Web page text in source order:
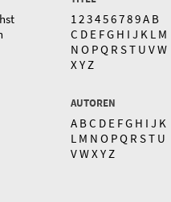
1 23456789A B
C D E FG H I J K L M
N O PQ R ST U VW
X Y Z
AUTOREN
A BC D E FG H I J K
L M N O PQ R ST U
VWX Y Z